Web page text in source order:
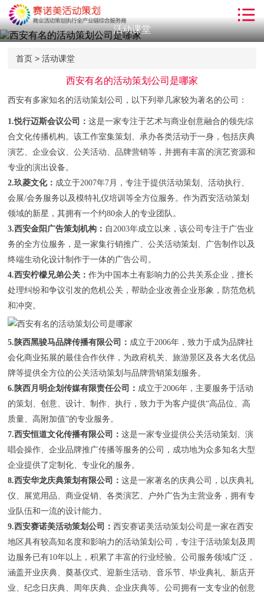
首页
解决方案
客户案例
小丑气球
沙画表演
活动知识
关于我们
联系我们
活动课堂
首页 > 活动课堂
西安有名的活动策划公司是哪家
西安有多家知名的活动策划公司，以下列举几家较为著名的公司：
1.悦行迈斯会议公司 ：这是一家专注于艺术与商业创意融合的领先综
合文化传播机构。该工作室集策划、承办各类活动于一身，包括庆典
演艺、企业会议、公关活动、品牌营销等，并拥有丰富的演艺资源和
专业的演出设备。
2.玖菱文化： 成立于2007年7月，专注于提供活动策划、活动执行、
会展/会务服务以及模特礼仪培训等全方位服务。作为西安活动策划
领域的新星，其拥有一个约80余人的专业团队。
3.西安金阳广告策划机构： 自2003年成立以来，该公司专注于广告业
务的全方位服务，是一家集行销推广、公关活动策划、广告制作以及
终端生动化设计制作于一体的广告公司。
4.西安柠檬兄弟公关：作为中国本土有影响力的公共关系企业，擅长
处理纠纷和争议引发的危机公关，帮助企业改善企业形象，防范危机
和冲突。
5.陕西黑骏马品牌传播有限公司： 成立于2006年，致力于成为品牌社
会化商业拓展的最佳合作伙伴，为政府机关、旅游景区及各大名优品
牌等提供全方位的公关活动策划与品牌营销策划服务。
6.陕西月明企划传媒有限责任公司： 成立于2006年，主要服务于活动
的策划、创意、设计、制作、执行，致力于为客户提供“高品位、高
质量、高附加值”的专业服务。
7.西安恒道文化传播有限公司：这是一家专业提供公关活动策划、演
唱会操作、企业品牌推广传播等服务的公司，成功地为众多知名大型
企业提供了定制化、专业化的服务。
8.西安华龙庆典策划有限公司：这是一家著名的庆典公司，以庆典礼
仪、展览用品、商业促销、各类演艺、户外广告为主营业务，拥有专
业队伍和一流的设计能力。
9.西安赛诺美活动策划公司： 西安赛诺美活动策划公司是一家在西安
地区具有较高知名度和影响力的活动策划公司，专注于活动策划及周
边服务已有10年以上，积累了丰富的行业经验。公司服务领域广泛，
涵盖开业庆典、奠基仪式、迎新生活动、音乐节、毕业典礼、新店开
业、纪念日庆典、周年庆典、企业庆典等。公司拥有一支专业的创意